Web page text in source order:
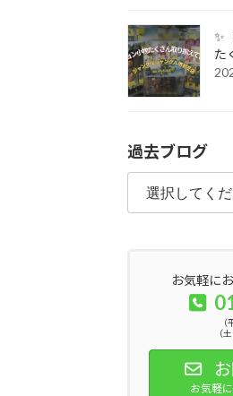
✨
た
過去ブログ
お気軽に
（
お気軽